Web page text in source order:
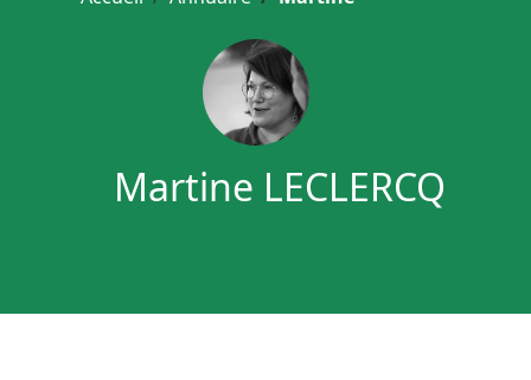
Martine LECLERCQ